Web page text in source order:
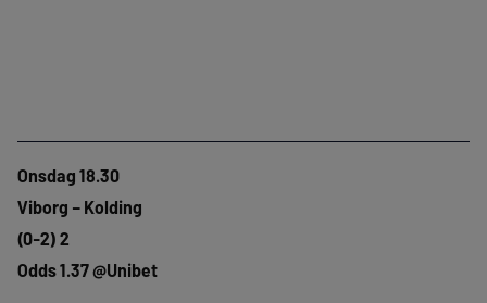
Onsdag 18.30
Viborg – Kolding
(0-2) 2
Odds 1.37 @Unibet